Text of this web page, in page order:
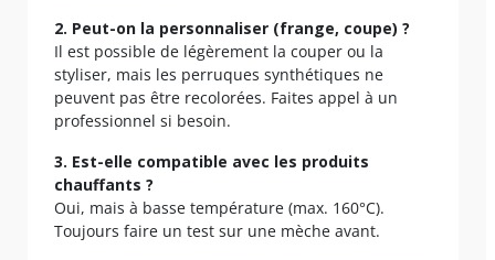
2. Peut-on la personnaliser (frange, coupe) ?
Il est possible de légèrement la couper ou la
styliser, mais les perruques synthétiques ne
peuvent pas être recolorées. Faites appel à un
professionnel si besoin.
3. Est-elle compatible avec les produits
chauffants ?
Oui, mais à basse température (max. 160°C).
Toujours faire un test sur une mèche avant.